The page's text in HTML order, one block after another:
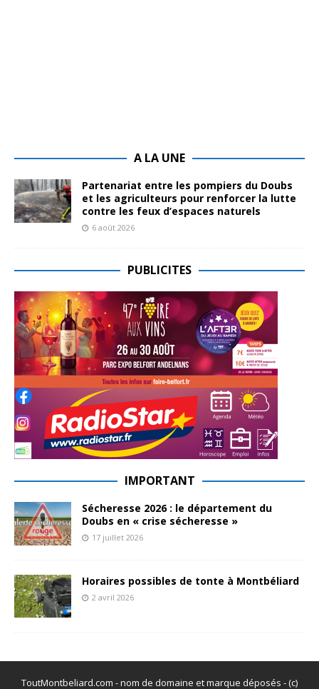
A LA UNE
Partenariat entre les pompiers du Doubs
et les agriculteurs pour renforcer la lutte
contre les feux d’espaces naturels
6 août 2026
PUBLICITES
IMPORTANT
Sécheresse 2026 : le département du
Doubs en « crise sécheresse »
17 juillet 2026
Horaires possibles de tonte à Montbéliard
2 avril 2026
ToutMontbeliard.com - nom de domaine et marque déposés - (c)